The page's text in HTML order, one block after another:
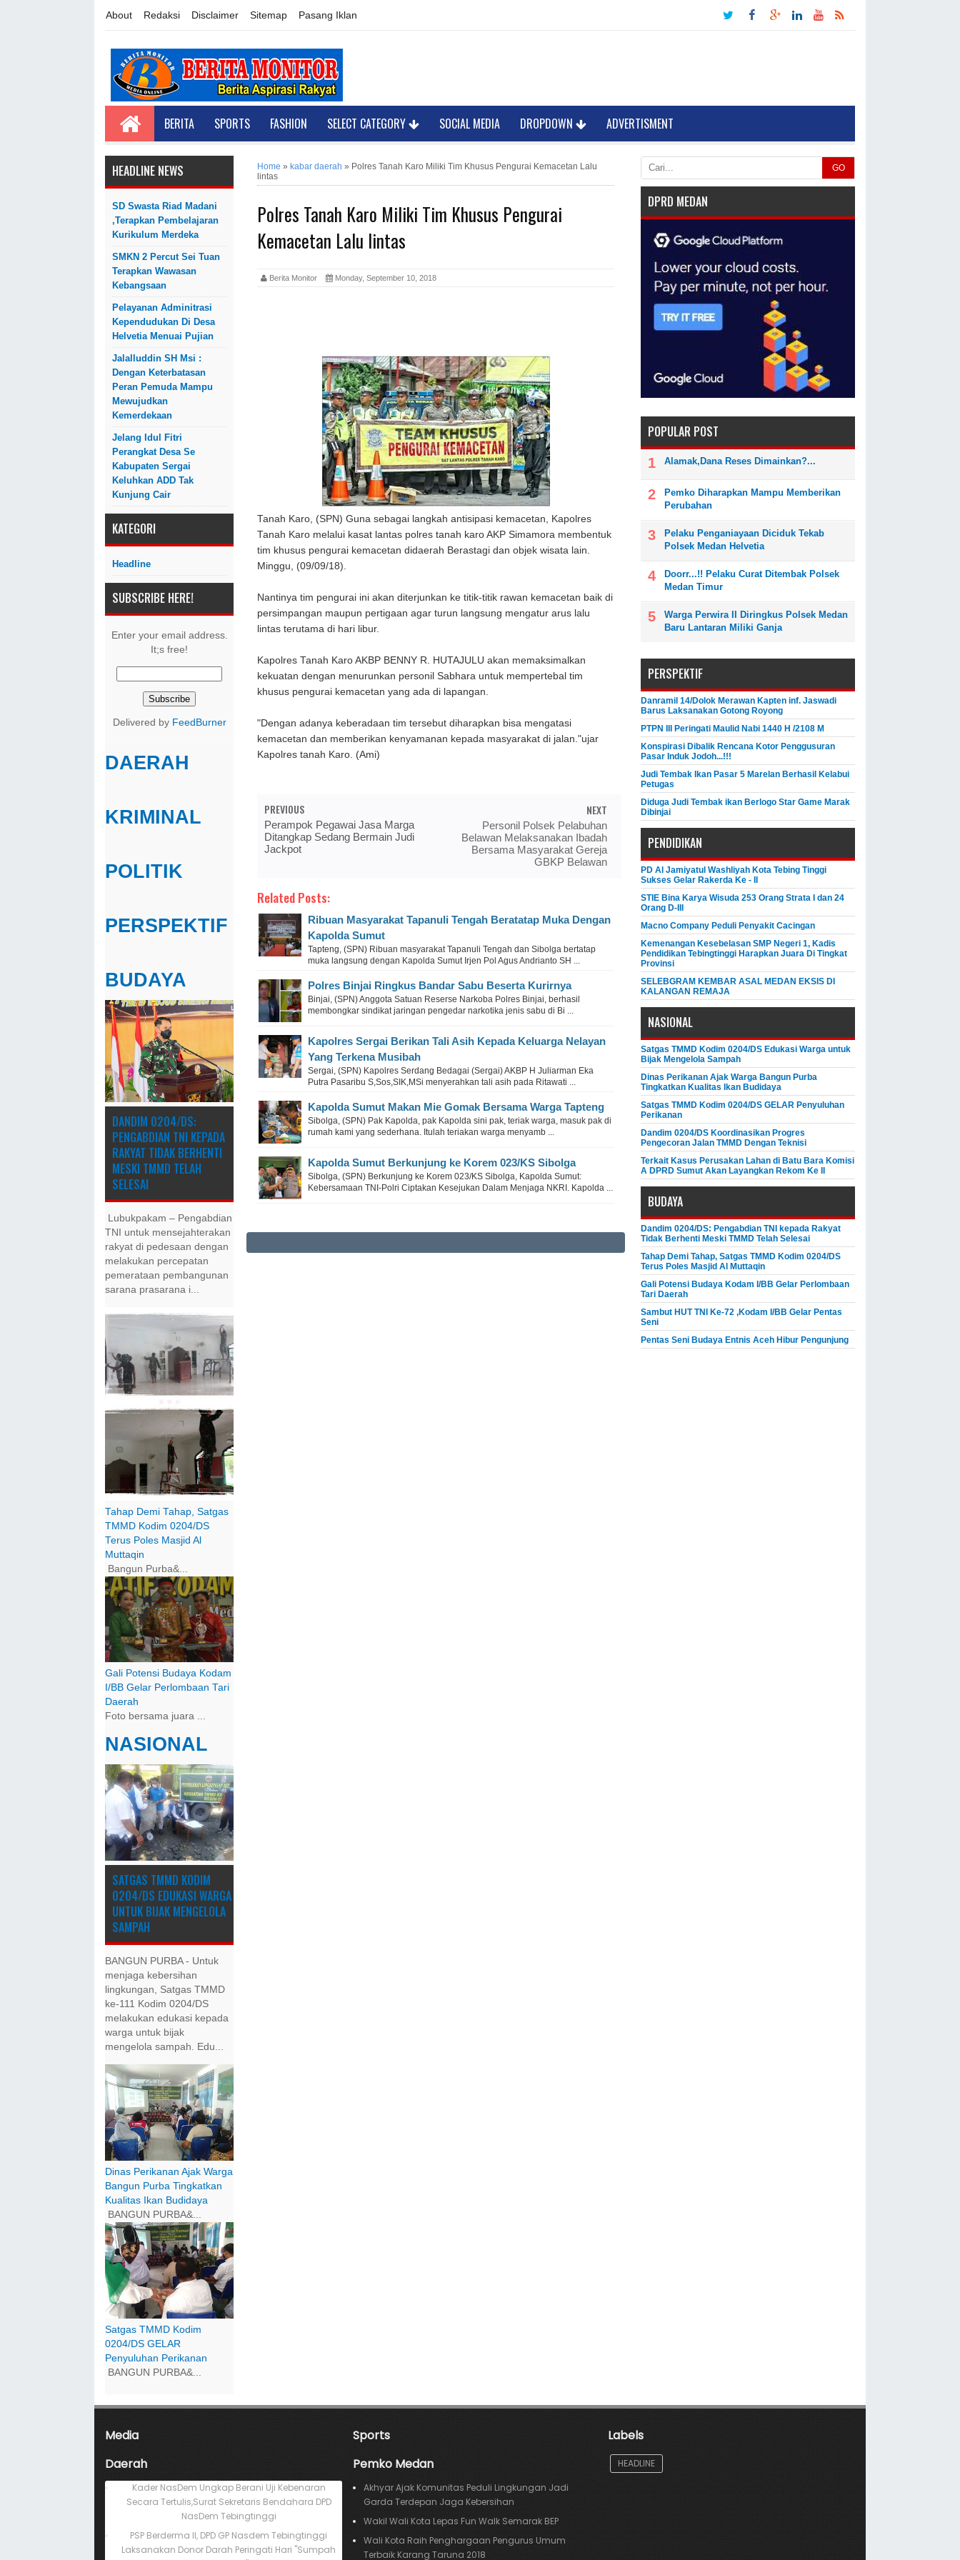
About Redaksi Disclaimer Sitemap Pasang Iklan
BERITA SPORTS FASHION SELECT CATEGORY SOCIAL MEDIA DROPDOWN ADVERTISMENT
HEADLINE NEWS
SD Swasta Riad Madani
,Terapkan Pembelajaran
Kurikulum Merdeka
SMKN 2 Percut Sei Tuan
Terapkan Wawasan
Kebangsaan
Pelayanan Adminitrasi
Kependudukan Di Desa
Helvetia Menuai Pujian
Jalalluddin SH Msi :
Dengan Keterbatasan
Peran Pemuda Mampu
Mewujudkan
Kemerdekaan
Jelang Idul Fitri
Perangkat Desa Se
Kabupaten Sergai
Keluhkan ADD Tak
Kunjung Cair
KATEGORI
Headline
SUBSCRIBE HERE!
Enter your email address.
It;s free!
Delivered by FeedBurner
DAERAH
KRIMINAL
POLITIK
PERSPEKTIF
BUDAYA
DANDIM 0204/DS:
PENGABDIAN TNI KEPADA
RAKYAT TIDAK BERHENTI
MESKI ​TMMD TELAH
SELESAI
Lubukpakam – Pengabdian
TNI untuk mensejahterakan
rakyat di pedesaan dengan
melakukan percepatan
pemerataan pembangunan
sarana prasarana i...
Tahap Demi Tahap, Satgas
TMMD Kodim 0204/DS
Terus Poles Masjid Al
Muttaqin
Bangun Purba&...
Gali Potensi Budaya Kodam
I/BB Gelar Perlombaan Tari
Daerah
Foto bersama juara ...
NASIONAL
SATGAS TMMD KODIM
0204/DS EDUKASI WARGA
UNTUK BIJAK MENGELOLA
SAMPAH
BANGUN PURBA - Untuk
menjaga kebersihan
lingkungan, Satgas TMMD
ke-111 Kodim 0204/DS
melakukan edukasi kepada
warga untuk bijak
mengelola sampah. Edu...
Dinas Perikanan Ajak Warga
Bangun Purba Tingkatkan
Kualitas Ikan Budidaya
BANGUN PURBA&...
Satgas TMMD Kodim
0204/DS GELAR
Penyuluhan Perikanan
BANGUN PURBA&...
Home » kabar daerah » Polres Tanah Karo Miliki Tim Khusus Pengurai Kemacetan Lalu
lintas
Polres Tanah Karo Miliki Tim Khusus Pengurai
Kemacetan Lalu lintas
Berita Monitor Monday, September 10, 2018
Tanah Karo, (SPN) Guna sebagai langkah antisipasi kemacetan, Kapolres
Tanah Karo melalui kasat lantas polres tanah karo AKP Simamora membentuk
tim khusus pengurai kemacetan didaerah Berastagi dan objek wisata lain.
Minggu, (09/09/18).
Nantinya tim pengurai ini akan diterjunkan ke titik-titik rawan kemacetan baik di
persimpangan maupun pertigaan agar turun langsung mengatur arus lalu
lintas terutama di hari libur.
Kapolres Tanah Karo AKBP BENNY R. HUTAJULU akan memaksimalkan
kekuatan dengan menurunkan personil Sabhara untuk mempertebal tim
khusus pengurai kemacetan yang ada di lapangan.
"Dengan adanya keberadaan tim tersebut diharapkan bisa mengatasi
kemacetan dan memberikan kenyamanan kepada masyarakat di jalan."ujar
Kapolres tanah Karo. (Ami)
PREVIOUS
Perampok Pegawai Jasa Marga
Ditangkap Sedang Bermain Judi
Jackpot
NEXT
Personil Polsek Pelabuhan
Belawan Melaksanakan Ibadah
Bersama Masyarakat Gereja
GBKP Belawan
Related Posts:
Ribuan Masyarakat Tapanuli Tengah Beratatap Muka Dengan
Kapolda Sumut
Tapteng, (SPN) Ribuan masyarakat Tapanuli Tengah dan Sibolga bertatap
muka langsung dengan Kapolda Sumut Irjen Pol Agus Andrianto SH ...
Polres Binjai Ringkus Bandar Sabu Beserta Kurirnya
Binjai, (SPN) Anggota Satuan Reserse Narkoba Polres Binjai, berhasil
membongkar sindikat jaringan pengedar narkotika jenis sabu di Bi ...
Kapolres Sergai Berikan Tali Asih Kepada Keluarga Nelayan
Yang Terkena Musibah
Sergai, (SPN) Kapolres Serdang Bedagai (Sergai) AKBP H Juliarman Eka
Putra Pasaribu S,Sos,SIK,MSi menyerahkan tali asih pada Ritawati ...
Kapolda Sumut Makan Mie Gomak Bersama Warga Tapteng
Sibolga, (SPN) Pak Kapolda, pak Kapolda sini pak, teriak warga, masuk pak di
rumah kami yang sederhana. Itulah teriakan warga menyamb ...
Kapolda Sumut Berkunjung ke Korem 023/KS Sibolga
Sibolga, (SPN) Berkunjung ke Korem 023/KS Sibolga, Kapolda Sumut:
Kebersamaan TNI-Polri Ciptakan Kesejukan Dalam Menjaga NKRI. Kapolda ...
GO
DPRD MEDAN
POPULAR POST
Alamak,Dana Reses Dimainkan?...
Pemko Diharapkan Mampu Memberikan
Perubahan
Pelaku Penganiayaan Diciduk Tekab
Polsek Medan Helvetia
Doorr...!! Pelaku Curat Ditembak Polsek
Medan Timur
Warga Perwira II Diringkus Polsek Medan
Baru Lantaran Miliki Ganja
PERSPEKTIF
Danramil 14/Dolok Merawan Kapten inf. Jaswadi
Barus Laksanakan Gotong Royong
PTPN III Peringati Maulid Nabi 1440 H /2108 M
Konspirasi Dibalik Rencana Kotor Penggusuran
Pasar Induk Jodoh...!!!
Judi Tembak Ikan Pasar 5 Marelan Berhasil Kelabui
Petugas
Diduga Judi Tembak ikan Berlogo Star Game Marak
Dibinjai
PENDIDIKAN
PD Al Jamiyatul Washliyah Kota Tebing Tinggi
Sukses Gelar Rakerda Ke - II
STIE Bina Karya Wisuda 253 Orang Strata I dan 24
Orang D-III
Macno Company Peduli Penyakit Cacingan
Kemenangan Kesebelasan SMP Negeri 1, Kadis
Pendidikan Tebingtinggi Harapkan Juara Di Tingkat
Provinsi
SELEBGRAM KEMBAR ASAL MEDAN EKSIS DI
KALANGAN REMAJA
NASIONAL
Satgas TMMD Kodim 0204/DS Edukasi Warga untuk
Bijak Mengelola Sampah
Dinas Perikanan Ajak Warga Bangun Purba
Tingkatkan Kualitas Ikan Budidaya
Satgas TMMD Kodim 0204/DS GELAR Penyuluhan
Perikanan
Dandim 0204/DS Koordinasikan Progres
Pengecoran Jalan TMMD Dengan Teknisi
Terkait Kasus Perusakan Lahan di Batu Bara Komisi
A DPRD Sumut Akan Layangkan Rekom Ke II
BUDAYA
Dandim 0204/DS: Pengabdian TNI kepada Rakyat
Tidak Berhenti Meski ​TMMD Telah Selesai
Tahap Demi Tahap, Satgas TMMD Kodim 0204/DS
Terus Poles Masjid Al Muttaqin
Gali Potensi Budaya Kodam I/BB Gelar Perlombaan
Tari Daerah
Sambut HUT TNI Ke-72 ,Kodam I/BB Gelar Pentas
Seni
Pentas Seni Budaya Entnis Aceh Hibur Pengunjung
Media
Daerah
Kader NasDem Ungkap Berani Uji Kebenaran
Secara Tertulis,Surat Sekretaris Bendahara DPD
NasDem Tebingtinggi
PSP Berderma II, DPD GP Nasdem Tebingtinggi
Laksanakan Donor Darah Peringati Hari "Sumpah
Sports
Pemko Medan
Akhyar Ajak Komunitas Peduli Lingkungan Jadi
Garda Terdepan Jaga Kebersihan
Wakil Wali Kota Lepas Fun Walk Semarak BEP
Wali Kota Raih Penghargaan Pengurus Umum
Terbaik Karang Taruna 2018
Labels
HEADLINE